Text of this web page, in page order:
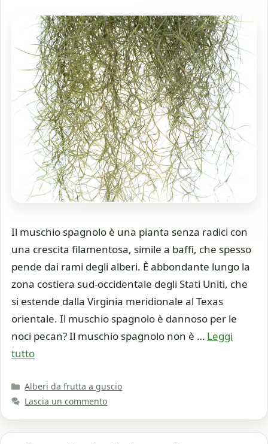
Il muschio spagnolo è una pianta senza radici con
una crescita filamentosa, simile a baffi, che spesso
pende dai rami degli alberi. È abbondante lungo la
zona costiera sud-occidentale degli Stati Uniti, che
si estende dalla Virginia meridionale al Texas
orientale. Il muschio spagnolo è dannoso per le
noci pecan? Il muschio spagnolo non è … Leggi
tutto
Categorie
Alberi da frutta a guscio
Lascia un commento